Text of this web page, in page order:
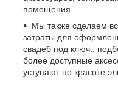
помещения.
Мы также сделаем
затраты для
свадеб под ключ::
более доступные
уступают по красоте